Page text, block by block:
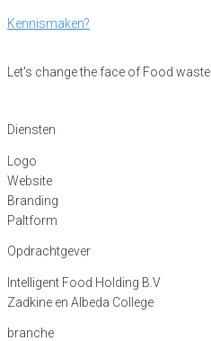
Kennismaken?
Let's change the face of Food waste
Diensten
Logo
Website
Branding
Paltform
Opdrachtgever
Intelligent Food Holding B.V
Zadkine en Albeda College
branche